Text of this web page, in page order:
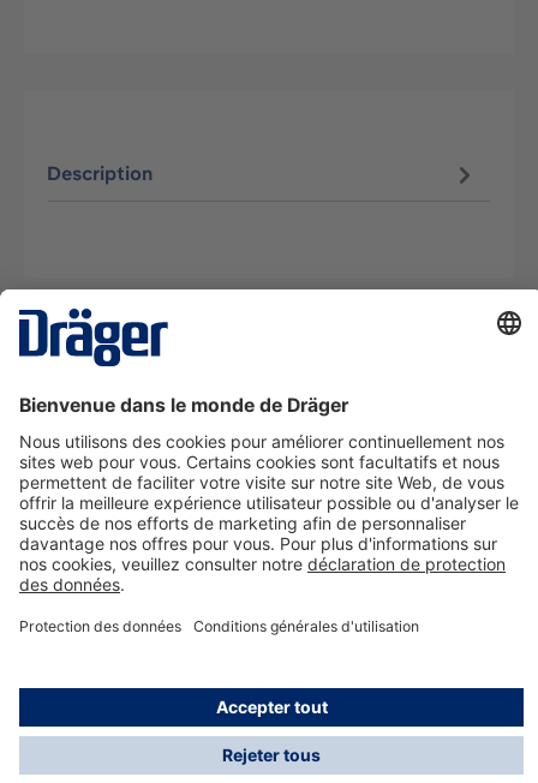
Description
La technologie
Nous contacter
A propos de Dräger
Informations
*Les taxes et les frais d'expédition ne sont pas inclus
dans les prix indiqués, sauf mention contraire. Des frais